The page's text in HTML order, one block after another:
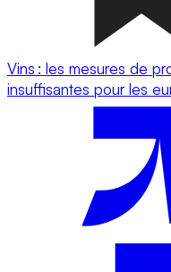
Vins : les mesures de
insuffisantes pour les